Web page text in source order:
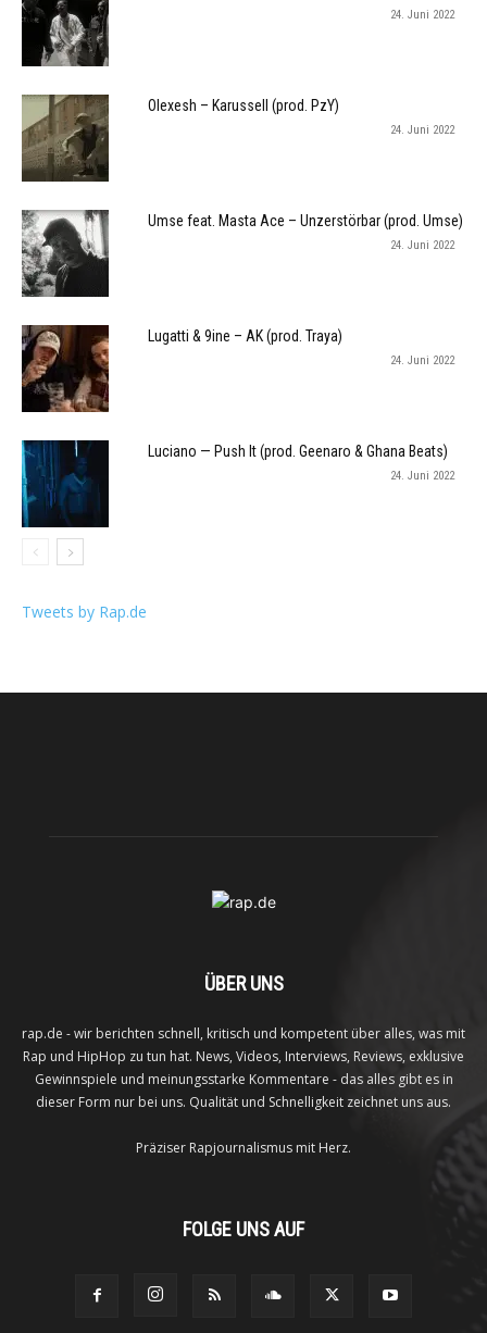
24. Juni 2022
Olexesh – Karussell (prod. PzY)
24. Juni 2022
Umse feat. Masta Ace – Unzerstörbar (prod. Umse)
24. Juni 2022
Lugatti & 9ine – AK (prod. Traya)
24. Juni 2022
Luciano — Push It (prod. Geenaro & Ghana Beats)
24. Juni 2022
Tweets by Rap.de
ÜBER UNS
rap.de - wir berichten schnell, kritisch und kompetent über alles, was mit
Rap und HipHop zu tun hat. News, Videos, Interviews, Reviews, exklusive
Gewinnspiele und meinungsstarke Kommentare - das alles gibt es in
dieser Form nur bei uns. Qualität und Schnelligkeit zeichnet uns aus.
Präziser Rapjournalismus mit Herz.
FOLGE UNS AUF